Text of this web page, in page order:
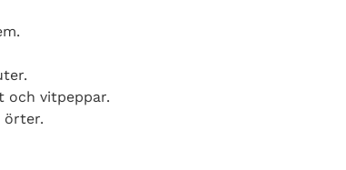
och vitpeppar.
örter.